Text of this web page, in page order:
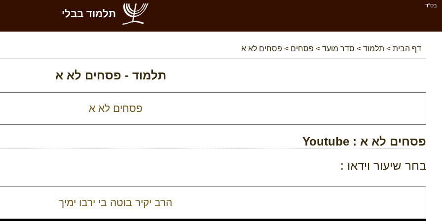
בס''ד
תלמוד בבלי
דף הבית > תלמוד > סדר מועד > פסחים > פסחים לא א
תלמוד - פסחים לא א
פסחים לא א : Youtube
בחר שיעור וידאו :